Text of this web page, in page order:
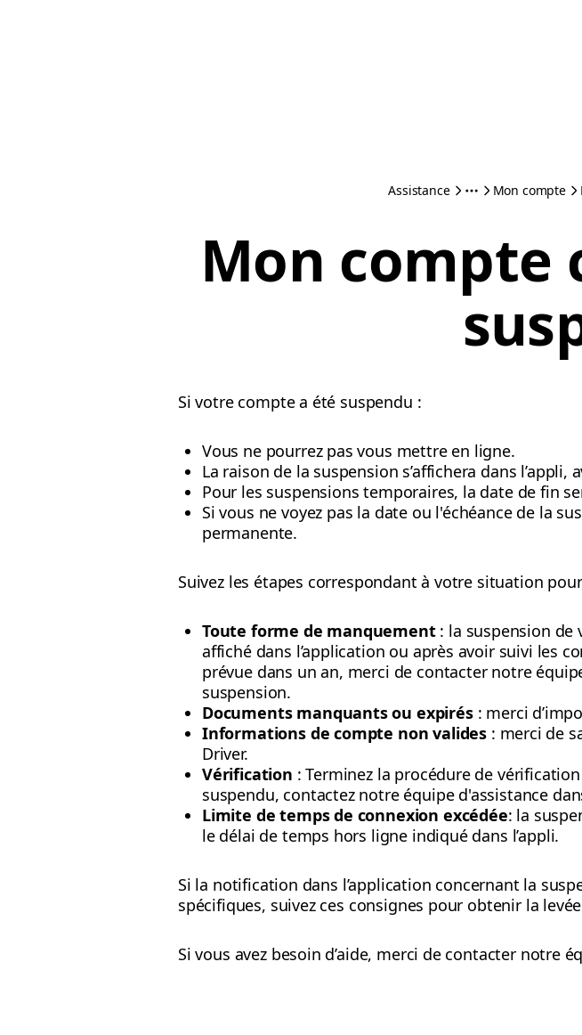
Assistance Mon compte
Mon compte
Si votre compte a été suspendu :
Vous ne pourrez pas vous mettre en ligne.
La raison de la suspension s’affichera dans
Pour les suspensions temporaires, la date de fin
Si vous ne voyez pas la date ou l'échéance de la
permanente.
Suivez les étapes correspondant à votre situation
Toute forme de manquement: la suspension de
affiché dans l’application ou après avoir suivi les
prévue dans un an, merci de contacter notre
suspension.
Documents manquants ou expirés: merci
Informations de compte non valides : merci de
Driver.
Vérification : Terminez la procédure de
suspendu, contactez notre équipe d'assistance
Limite de temps de connexion excédée: la
le délai de temps hors ligne indiqué dans l’appli.
Si la notification dans l’application concernant la
spécifiques, suivez ces consignes pour obtenir la
Si vous avez besoin d’aide, merci de contacter notre